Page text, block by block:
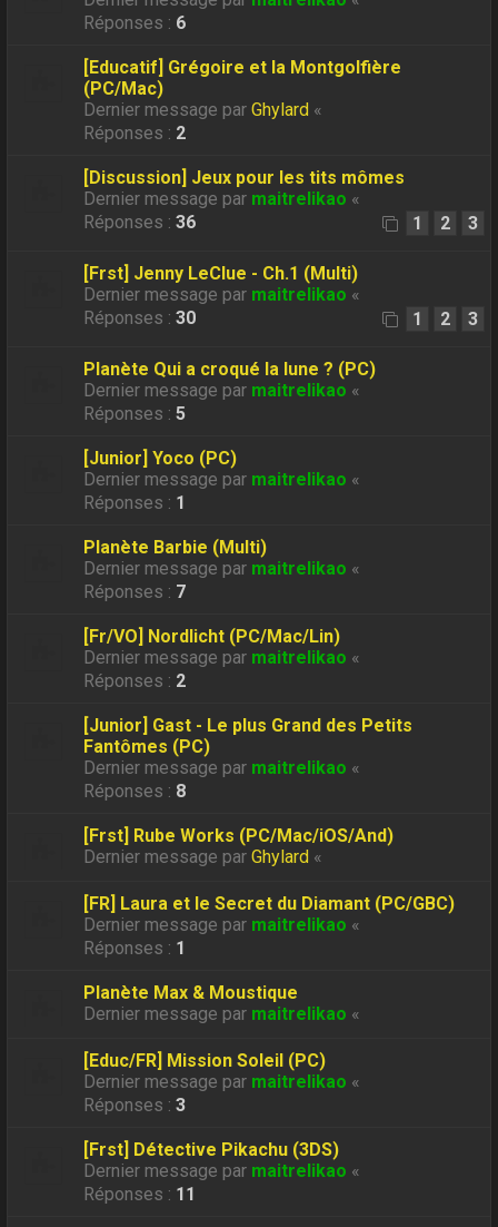
Réponses : 6
[Educatif] Grégoire et la Montgolfière
(PC/Mac)
Dernier message parGhylard «
Réponses : 2
[Discussion] Jeux pour les tits mômes
Dernier message par maitrelikao «
Réponses :36 1 2 3
[Frst] Jenny LeClue - Ch.1 (Multi)
Dernier message par maitrelikao «
Réponses :30 1 2 3
Planète Qui a croqué la lune ? (PC)
Dernier message par maitrelikao «
Réponses :5
[Junior] Yoco (PC)
Dernier message par maitrelikao «
Réponses : 1
Planète Barbie (Multi)
Dernier message par maitrelikao «
Réponses : 7
[Fr/VO] Nordlicht (PC/Mac/Lin)
Dernier message par maitrelikao «
Réponses : 2
[Junior] Gast - Le plus Grand des Petits
Fantômes (PC)
Dernier message par maitrelikao «
Réponses : 8
[Frst] Rube Works (PC/Mac/iOS/And)
Dernier message parGhylard «
[FR] Laura et le Secret du Diamant (PC/GBC)
Dernier message par maitrelikao «
Réponses : 1
Planète Max & Moustique
Dernier message par maitrelikao «
[Educ/FR] Mission Soleil (PC)
Dernier message par maitrelikao «
Réponses :3
[Frst] Détective Pikachu (3DS)
Dernier message par maitrelikao «
Réponses : 11